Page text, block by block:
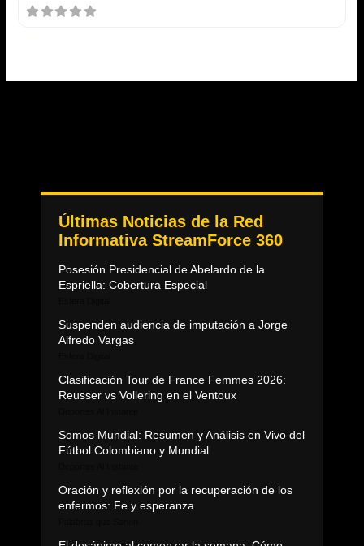
Últimas Noticias de la Red
Informativa StreamForce 360
Posesión Presidencial de Abelardo de la
Espriella: Cobertura Especial
Suspenden audiencia de imputación a Jorge
Alfredo Vargas
Clasificación Tour de France Femmes 2026:
Reusser vs Vollering en el Ventoux
Somos Mundial: Resumen y Análisis en Vivo del
Fútbol Colombiano y Mundial
Oración y reflexión por la recuperación de los
enfermos: Fe y esperanza